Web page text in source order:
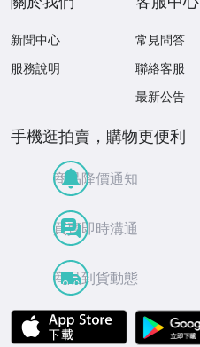
新聞中心
服務說明
常見問答
聯絡客服
最新公告
手機逛拍賣，購物更便利
商品降價通知
買賣即時溝通
商品到貨動態
APP Store